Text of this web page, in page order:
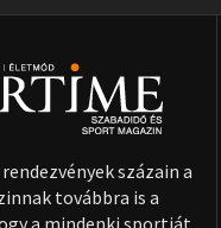
rendezvények százain a
továbbra is a
a mindenki sportját